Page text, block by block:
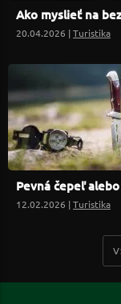
Ako myslieť na
20.04.2026 |Turistika
Pevná čepeľ
12.02.2026 |Turistika